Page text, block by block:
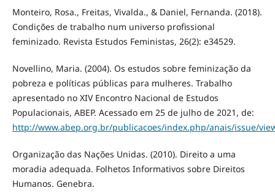
Monteiro, Rosa., Freitas, Vivalda., & Daniel, Fernanda. (2018).
Condições de trabalho num universo profissional
feminizado. Revista Estudos Feministas, 26(2): e34529.
Novellino, Maria. (2004). Os estudos sobre feminização da
pobreza e políticas públicas para mulheres. Trabalho
apresentado no XIV Encontro Nacional de Estudos
Populacionais, ABEP. Acessado em 25 de julho de 2021, de:
http://www.abep.org.br/publicacoes/index.php/anais/issue/
Organização das Nações Unidas. (2010). Direito a uma
moradia adequada. Folhetos Informativos sobre Direitos
Humanos. Genebra.